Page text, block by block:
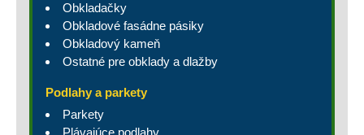
Obkladačky
Obkladové fasádne pásiky
Obkladový kameň
Ostatné pre obklady a dlažby
Podlahy a parkety
Parkety
Plávajúce podlahy